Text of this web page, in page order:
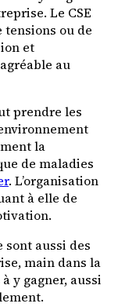
Le CSE
tensions ou de
et
au
prendre les
la
de maladies
. L’organisation
à elle de
sont aussi des
main dans la
y gagner, aussi